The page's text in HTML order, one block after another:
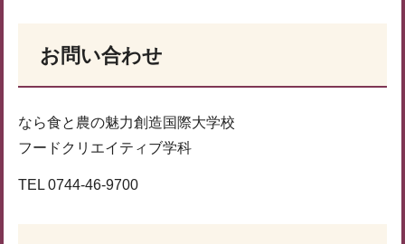
お問い合わせ
なら食と農の魅力創造国際大学校
フードクリエイティブ学科
TEL 0744-46-9700